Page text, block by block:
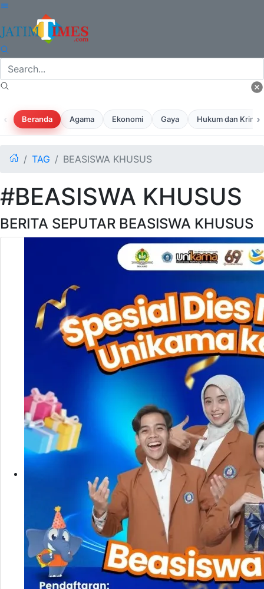
‹ Beranda Agama Ekonomi Gaya Hukum dan ›
TAG BEASISWA KHUSUS
#BEASISWA KHUSUS
BERITA SEPUTAR BEASISWA KHUSUS